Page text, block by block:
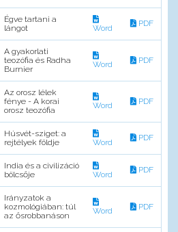
Égve tartani a
lángot
Word PDF
A gyakorlati
teozófia és Radha
Burnier
Word PDF
Az orosz lélek
fénye - A korai
orosz teozófia
Word PDF
Húsvét-sziget: a
rejtélyek földje
Word PDF
India és a civilizáció
bölcsője
Word PDF
Irányzatok a
kozmológiában: túl
az ősrobbanáson
Word PDF